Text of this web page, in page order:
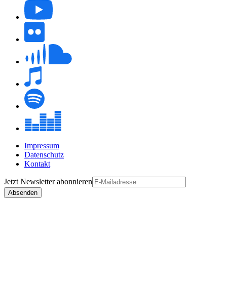
Impressum
Datenschutz
Kontakt
Jetzt Newsletterabonnieren
Absenden